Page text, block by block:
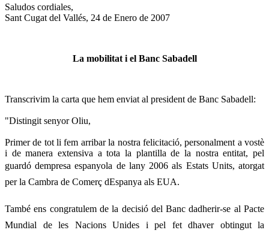
Saludos cordiales,
Sant Cugat del Vallés, 24 de Enero de 2007
La mobilitat i el Banc Sabadell
Transcrivim la carta que hem enviat al president de Banc Sabadell:
"Distingit senyor Oliu,
Primer de tot li fem arribar la nostra felicitació, personalment a vostè
i de manera extensiva a tota la plantilla de la nostra entitat, pel
guardó dempresa espanyola de lany 2006 als Estats Units, atorgat
per la Cambra de Comerç dEspanya als EUA.
També ens congratulem de la decisió del Banc dadherir-se al Pacte
Mundial de les Nacions Unides i pel fet dhaver obtingut la